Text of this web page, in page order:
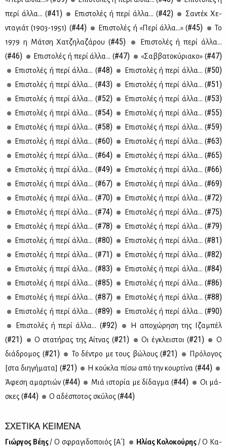
πε­ρί άλ­λα... (#41) Επι­στο­λές ή πε­ρί άλ­λα... (#42)
Σα­ντέκ Χε­
ντα­γιάτ (1903-1951) (#44) Επι­στο­λές ή «Πε­ρί άλ­λα...» (#45)
Το
1979 η Μά­τση Χα­τζη­λα­ζά­ρου (#45)
Επι­στο­λές ή πε­ρί άλ­λα...
(#46) Eπι­στο­λές ή πε­ρί άλ­λα... (#47) «Σαβ­βα­το­κύ­ρια­κο» (#47)
Επι­στο­λές ή πε­ρί άλ­λα... (#48) Επι­στο­λές ή πε­ρί άλ­λα... (#50)
Επι­στο­λές ή πε­ρί άλ­λα... (#43) Επι­στο­λές ή πε­ρί άλ­λα... (#51)
Επι­στο­λές ή πε­ρί άλ­λα... (#52) Επι­στο­λές ή πε­ρί άλ­λα... (#53)
Επι­στο­λές ή πε­ρί άλ­λα... (#54) Επι­στο­λές ή πε­ρί άλ­λα... (#55)
Επι­στο­λές ή πε­ρί άλ­λα... (#58) Επι­στο­λές ή πε­ρί άλ­λα... (#59)
Επι­στο­λές ή πε­ρί άλ­λα... (#60) Επι­στο­λές ή πε­ρί άλ­λα... (#63)
Επι­στο­λές ή πε­ρί άλ­λα... (#64) Επι­στο­λές ή πε­ρί άλ­λα... (#65)
Επι­στο­λές ή πε­ρί άλ­λα... (#49) Επι­στο­λές ή πε­ρί άλ­λα... (#66)
Επι­στο­λές ή πε­ρί άλ­λα... (#67) Επι­στο­λές ή πε­ρί άλ­λα... (#69)
Επι­στο­λές ή πε­ρί άλ­λα... (#70) Επι­στο­λές ή πε­ρί άλ­λα... (#72)
Επι­στο­λές ή πε­ρί άλ­λα... (#74) Επι­στο­λές ή πε­ρί άλ­λα... (#75)
Επι­στο­λές ή πε­ρί άλ­λα... (#78) Επι­στο­λές ή πε­ρί άλ­λα... (#79)
Επι­στο­λές ή πε­ρί άλ­λα... (#80) Επι­στο­λές ή πε­ρί άλ­λα... (#81)
Επι­στο­λές ή πε­ρί άλ­λα... (#71) Επι­στο­λές ή πε­ρί άλ­λα... (#82)
Επι­στο­λές ή πε­ρί άλ­λα... (#83) Επι­στο­λές ή πε­ρί άλ­λα... (#84)
Επι­στο­λές ή πε­ρί άλ­λα... (#85) Επι­στο­λές ή πε­ρί άλ­λα... (#86)
Επι­στο­λές ή πε­ρί άλ­λα... (#87) Επι­στο­λές ή πε­ρί άλ­λα... (#88)
Επι­στο­λές ή πε­ρί άλ­λα... (#89) Επι­στο­λές ή πε­ρί άλ­λα... (#90)
Επι­στο­λές ή πε­ρί άλ­λα... (#92)
Η απο­χώ­ρη­ση της Ιζα­μπέλ
(#21) Ο στα­τή­ρας της Αίτ­νας (#21) Οι έγκλει­στοι (#21)
Ο
διά­δρο­μος (#21) Το δέ­ντρο με τους βώ­λους (#21)
Πρό­λο­γος
[στα δι­η­γή­μα­τα] (#21) Η κού­κλα πί­σω από την κουρ­τί­να (#44)
Άφε­ση αμαρ­τιών (#44) Μιά ιστο­ρία με δί­δαγ­μα (#44)
Oι μά­
σκες (#44) Ο αδέ­σπο­τος σκύ­λος (#44)
ΣΧΕΤΙΚΑ ΚΕΙΜΕΝΑ
Γιώρ­γος Βέ­ης/ Ο σφρα­γι­δο­ποιός [Α΄] Ηλί­ας Κο­λο­κού­ρης / Ο Κα­